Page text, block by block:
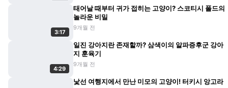
3:17
태어날 때부터 귀가 접히는 고양이? 스코티시 폴드의
놀라운 비밀
9개월 전
4:29
일진 강아지란 존재할까? 삼색이의 알파증후군 강아
지 훈육기
9개월 전
낯선 여행지에서 만난 미모의 고양이! 터키시 앙고라